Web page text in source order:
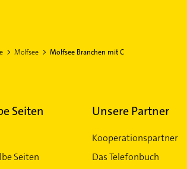
Molfsee Molfsee Branchen mit C
Seiten
Seiten
Unsere Partner
Kooperationspartner
Das Telefonbuch